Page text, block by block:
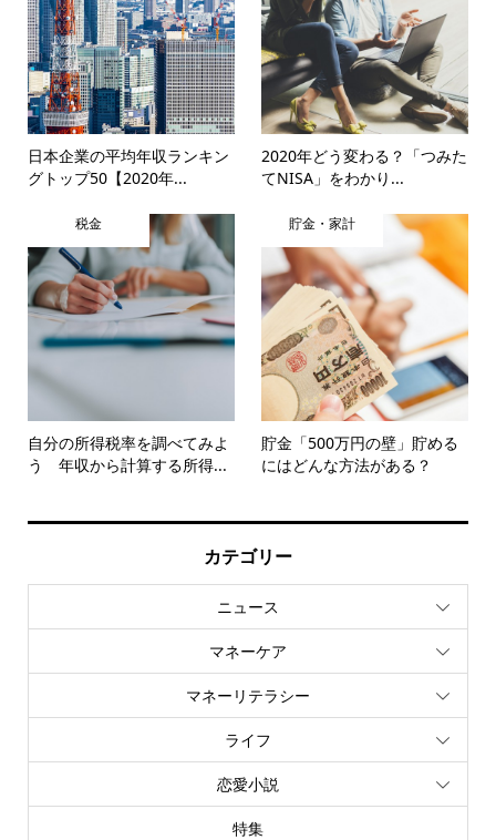
日本企業の平均年収ランキン
グトップ50【2020年...
2020年どう変わる？「つみた
てNISA」をわかり...
税金
自分の所得税率を調べてみよ
う 年収から計算する所得...
貯金・家計
貯金「500万円の壁」貯める
にはどんな方法がある？
カテゴリー
ニュース
マネーケア
マネーリテラシー
ライフ
恋愛小説
特集